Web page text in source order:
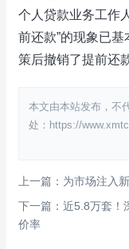
个人贷款业务工作
前还款”的现象已
策后撤销了提前还
本文由本站发布，不
处：https://
上一篇：为市场注入
下一篇：近5.8万套！
价率